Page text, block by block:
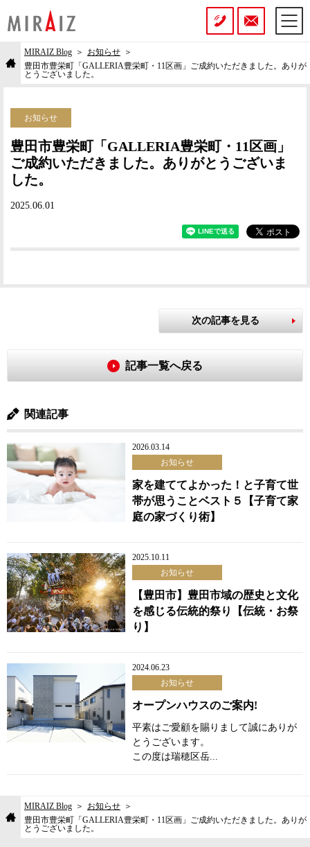
MIRAIZ Blog
お知らせ
豊田市豊栄町「GALLERIA豊栄町・11区画」ご成約いただきました。ありが
とうございました。
お知らせ
豊田市豊栄町「GALLERIA豊栄町・11区画」
ご成約いただきました。ありがとうございま
した。
2025.06.01
記事一覧へ戻る
次の記事を見る
関連記事
2026.03.14
お知らせ
家を建ててよかった！と子育て世
帯が思うことベスト５【子育て家
庭の家づくり術】
2025.10.11
お知らせ
【豊田市】豊田市域の歴史と文化
を感じる伝統的祭り【伝統・お祭
り】
2024.06.23
お知らせ
オープンハウスのご案内!
平素はご愛顧を賜りまして誠にありが
とうございます。
この度は瑞穂区岳...
MIRAIZ Blog
お知らせ
豊田市豊栄町「GALLERIA豊栄町・11区画」ご成約いただきました。ありが
とうございました。